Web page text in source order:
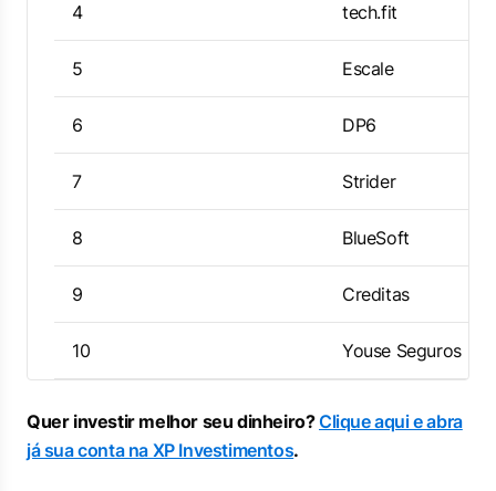
4 tech.fit
5 Escale
6 DP6
7 Strider
8 BlueSoft
9 Creditas
10 Youse Seguros
Quer investir melhor seu dinheiro?Clique aqui e abra
já sua conta na XP Investimentos.